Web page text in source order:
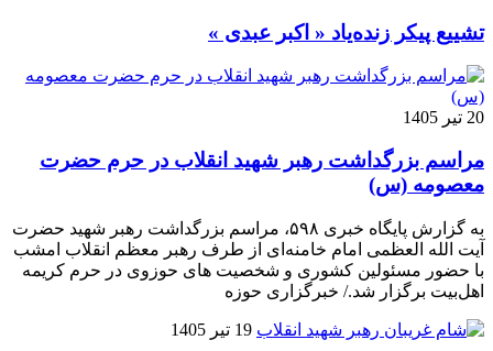
تشییع پیکر زنده‌یاد « اکبر عبدی »
20 تیر 1405
مراسم بزرگداشت رهبر شهید انقلاب در حرم حضرت
معصومه (س)
به گزارش پایگاه خبری ۵۹۸، مراسم بزرگداشت رهبر شهید حضرت
آیت‌ الله العظمی امام خامنه‌ای از طرف رهبر معظم انقلاب امشب
با حضور مسئولین کشوری و شخصیت های حوزوی در حرم کریمه
اهل‌بیت برگزار شد./ خبرگزاری حوزه
19 تیر 1405